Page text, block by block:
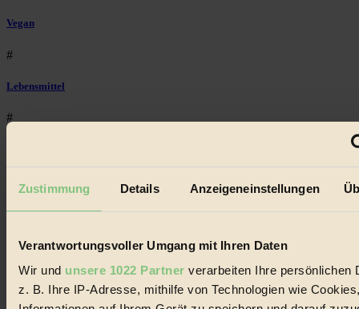
Zustimmung Details Anzeigeneinstellungen
Verantwortungsvoller Umgang mit Ihren Daten
Wir und unsere 1022 Partner verarbeiten Ihre persönlichen
z. B. Ihre IP-Adresse, mithilfe von Technologien wie
Vegan
#
Lebensmittel
#
kinderbuch
Umwelt